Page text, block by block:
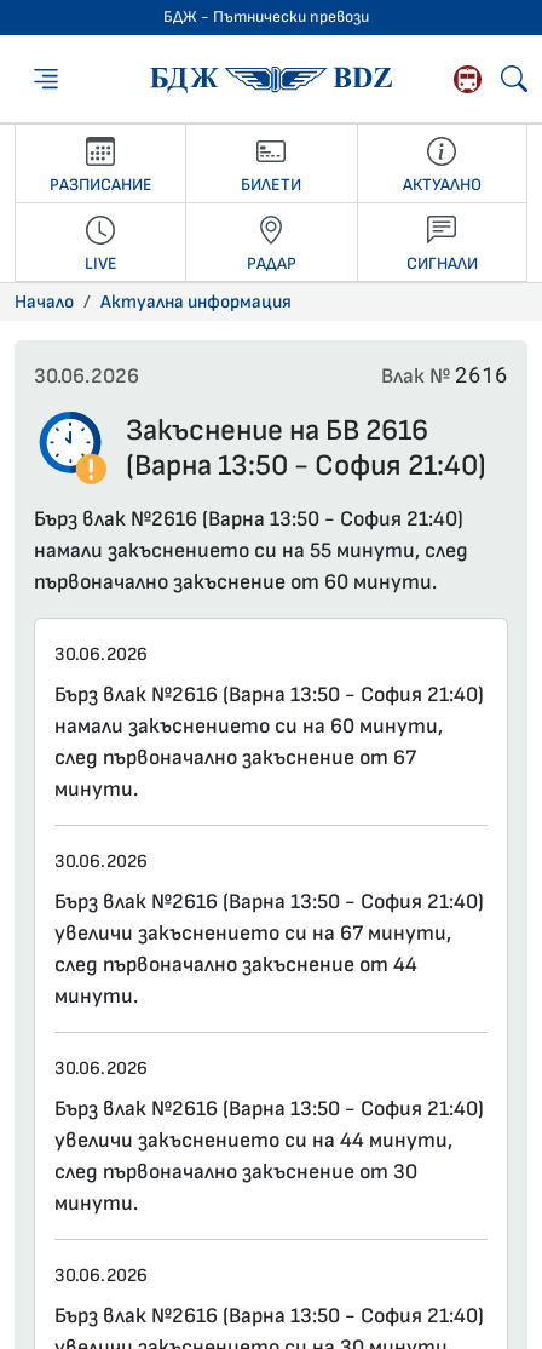
БДЖ - Пътнически превози
БДЖ -
РАЗПИСАНИЕ БИЛЕТИ АКТУАЛНО
LIVE РАДАР СИГНАЛИ
Начало Актуална информация
30.06.2026 Влак №2616
Закъснение на БВ 2616
(Варна 13:50 - София 21:40)
Бърз влак №2616 (Варна 13:50 - София 21:40)
намали закъснението си на 55 минути, след
първоначално закъснение от 60 минути.
30.06.2026
Бърз влак №2616 (Варна 13:50 - София 21:40)
намали закъснението си на 60 минути,
след първоначално закъснение от 67
минути.
30.06.2026
Бърз влак №2616 (Варна 13:50 - София 21:40)
увеличи закъснението си на 67 минути,
след първоначално закъснение от 44
минути.
30.06.2026
Бърз влак №2616 (Варна 13:50 - София 21:40)
увеличи закъснението си на 44 минути,
след първоначално закъснение от 30
минути.
30.06.2026
Бърз влак №2616 (Варна 13:50 - София 21:40)